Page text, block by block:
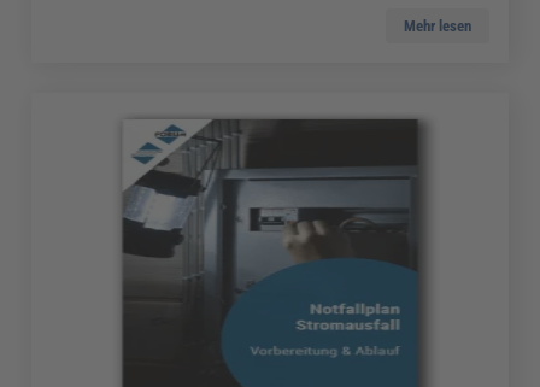
Mehr lesen